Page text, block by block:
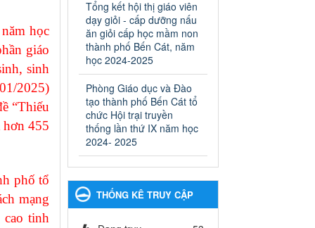
học
giáo
sinh
2025)
“Thiếu
hơn 455
phố tổ
mạng
cao tinh
thuộc hệ giáo dục quốc
dân và cơ sở giáo dục khác
thuộc thẩm quyền giải
quyết của Sở Giáo dục và
Đào tạo, Ủy ban nhân dân
cấp huyện
Quyết định công bố thủ tục
hành chính bị bãi bỏ trong lĩnh
vực giáo dục đào tạo thuộc hệ
giáo dục quốc dân và cơ sở
giáo dục khác thuộc thẩm
quyền giải quyết của Sở Giáo
dục và Đào tạo, Ủy ban nhân
dân cấp huyện
Tổng kết hội thị giáo viên
dạy giỏi - cấp dưỡng nấu
ăn giỏi cấp học mầm non
thành phố Bến Cát, năm
học 2024-2025
Phòng Giáo dục và Đào
tạo thành phố Bến Cát tổ
chức Hội trại truyền
thống lần thứ IX năm học
2024- 2025
THỐNG KÊ TRUY CẬP